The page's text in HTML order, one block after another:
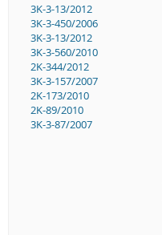
3K-3-13/2012
3K-3-450/2006
3K-3-13/2012
3K-3-560/2010
2K-344/2012
3K-3-157/2007
2K-173/2010
2K-89/2010
3K-3-87/2007